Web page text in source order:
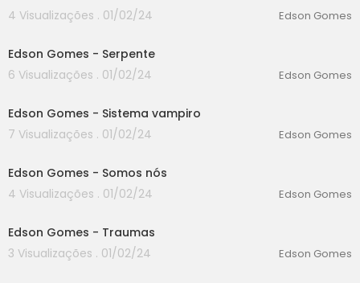
4 Visualizações . 01/02/24
Edson Gomes
Edson Gomes - Serpente
6 Visualizações . 01/02/24
Edson Gomes
Edson Gomes - Sistema vampiro
7 Visualizações . 01/02/24
Edson Gomes
Edson Gomes - Somos nós
4 Visualizações . 01/02/24
Edson Gomes
Edson Gomes - Traumas
3 Visualizações . 01/02/24
Edson Gomes